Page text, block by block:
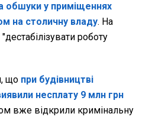
обшуки у приміщеннях
на столичну владу. На
роботу
що при будівництві
несплату 9 млн грн
вже відкрили кримінальну